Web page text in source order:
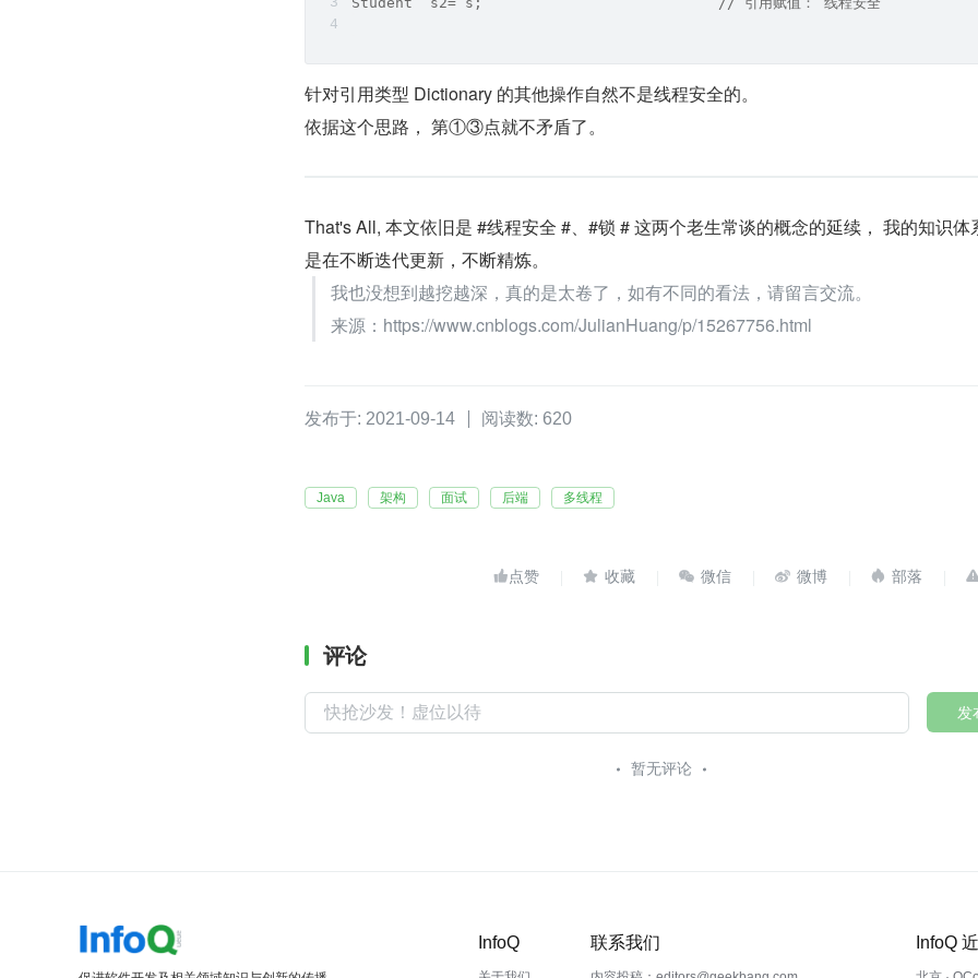
针对引用类型 Dictionary 的其他操作自然不是线程安全的。
依据这个思路， 第①③点就不矛盾了。
That's All, 本文依旧是 #线程安全 #、#锁 # 这两个老生常谈的概念的延续， 我的知识体
是在不断迭代更新，不断精炼。
我也没想到越挖越深，真的是太卷了，如有不同的看法，请留言交流。
来源：https://www.cnblogs.com/JulianHuang/p/15267756.html
发布于: 2021-09-14 阅读数: 620
Java 架构 面试 后端 多线程
    
评论
发
暂无评论
InfoQ 联系我们 InfoQ